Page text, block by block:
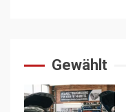
Gewählt